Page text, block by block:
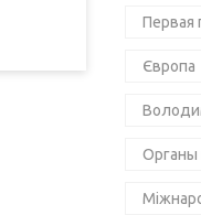
Первая
Європа
Органы